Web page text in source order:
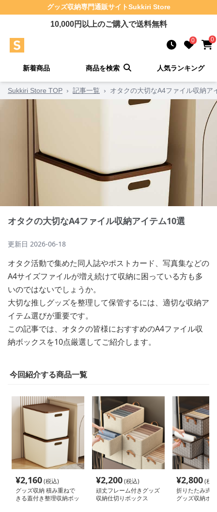
グッズ収納専門通販サイトSukkiri Store
10,000円以上のご購入で送料無料
0 0
新着商品 商品を検索 人気ランキング
Sukkiri Store TOP › 記事一覧 › オタクの大切なA4ファイル収納ア
オタクの大切なA4ファイル収納アイテム10選
更新日 2026-06-18
オタク活動で集めた同人誌やポストカード、写真集などの
A4サイズファイルが増え続けて収納に困っている方も多
いのではないでしょうか。
大切な推しグッズを整理して保管するには、適切な収納ア
イテム選びが重要です。
この記事では、オタクの皆様におすすめのA4ファイル収
納ボックスを10点厳選してご紹介します。
今回紹介する商品一覧
¥2,160(税込)
グッズ収納 積み重ねで
きる蓋付き整理収納ボッ
¥2,200(税込)
頑丈フレーム付きグッズ
収納仕切りボックス
¥2,800(税
折りたたみ式
グッズ収納ボ